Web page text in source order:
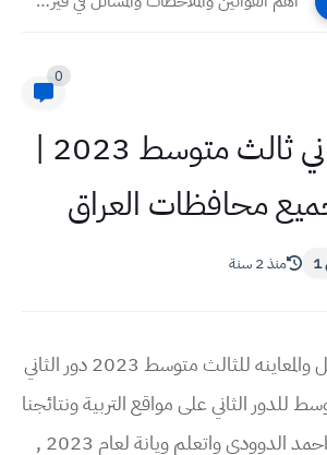
0
نتائج دور ثاني ثالث متوسط 2023 |
محافظات العراق
منذ 2 سنة
نتائج سريعة التحميل والمعاينه للثالث متوسط 2023 دور الثاني
للدور الثاني على مواقع التربية ونتائجنا
وملازمنا وسطور واحمد الدوودي واتعلم ويانة لعام 2023 ,